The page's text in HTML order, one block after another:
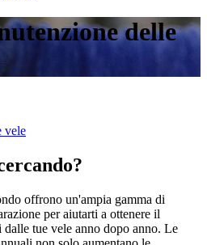
delle
vele
offrono un'ampia gamma di
per aiutarti a ottenere il
tue vele anno dopo anno. Le